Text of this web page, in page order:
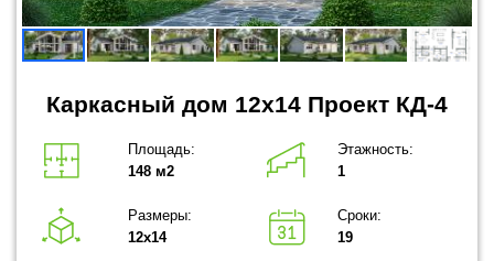
Каркасный дом 12x14 Проект КД-4
Площадь:
148 м2
Этажность:
1
Размеры:
12х14
Сроки:
19